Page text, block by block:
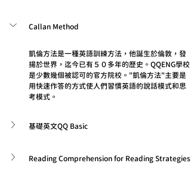
Callan Method
凱倫方法是一種英語訓練方法，他誕生於倫敦，發
揚於世界，迄今已有５０多年的歷史。QQENG學校
是少數幾個被認可的官方院校。"凱倫方法"主要是
用快速作答的方式使人們習慣英語的說話模式和思
考模式。
基礎英文QQ Basic
Reading Comprehension for Reading Strategies